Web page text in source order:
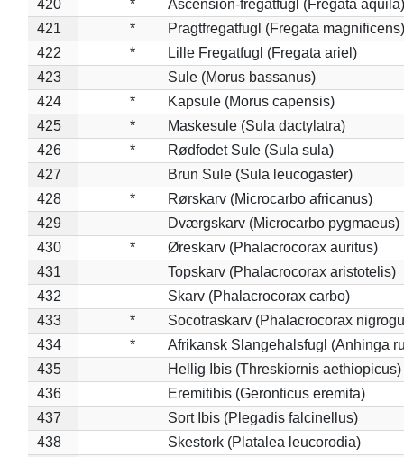
420
*
Ascension-fregatfugl (Fregata aquila)
421
*
Pragtfregatfugl (Fregata magnificens)
422
*
Lille Fregatfugl (Fregata ariel)
423
Sule (Morus bassanus)
424
*
Kapsule (Morus capensis)
425
*
Maskesule (Sula dactylatra)
426
*
Rødfodet Sule (Sula sula)
427
Brun Sule (Sula leucogaster)
428
*
Rørskarv (Microcarbo africanus)
429
Dværgskarv (Microcarbo pygmaeus)
430
*
Øreskarv (Phalacrocorax auritus)
431
Topskarv (Phalacrocorax aristotelis)
432
Skarv (Phalacrocorax carbo)
433
*
Socotraskarv (Phalacrocorax
434
*
Afrikansk Slangehalsfugl (Anhinga
435
Hellig Ibis (Threskiornis aethiopicus)
436
Eremitibis (Geronticus eremita)
437
Sort Ibis (Plegadis falcinellus)
438
Skestork (Platalea leucorodia)